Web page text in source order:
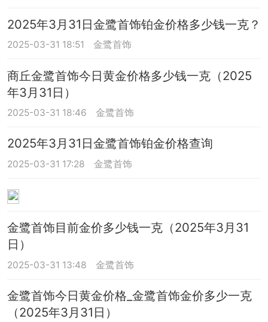
2025年3月31日金鹭首饰铂金价格多少钱一克？
2025-03-31 18:51 金鹭首饰
商丘金鹭首饰今日黄金价格多少钱一克（2025
年3月31日）
2025-03-31 18:46 金鹭首饰
2025年3月31日金鹭首饰铂金价格查询
2025-03-31 17:28 金鹭首饰
金鹭首饰目前金价多少钱一克（2025年3月31
日）
2025-03-31 13:48 金鹭首饰
金鹭首饰今日黄金价格_金鹭首饰金价多少一克
（2025年3月31日）